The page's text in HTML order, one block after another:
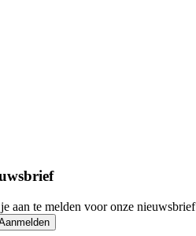
aan te melden voor onze nieuwsbrief